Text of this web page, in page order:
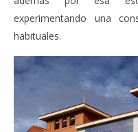
mascarillas gratuitas
Admin
experimentando una
habituales.